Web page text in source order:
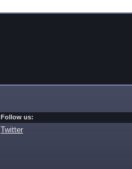
Follow us:
Twitter